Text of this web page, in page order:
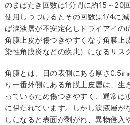
のまばたき回数は1分間に約15～20
使用しつづけるとその回数は1/4に
ば涙液層が不安定化しドライアイの
角膜上皮が傷つきやすくなり角膜上
染性角膜炎などの疾患）になるリス
角膜とは、目の表側にある厚さ0.5
り一番外側にある角膜上皮層は、生
っているため傷つきやすく、通常は
に保たれています。しかし涙液層が
しになると表面が剥がれ、異物侵入